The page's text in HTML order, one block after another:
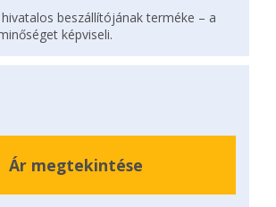
beszállítójának terméke – a
képviseli.
Ár megtekintése